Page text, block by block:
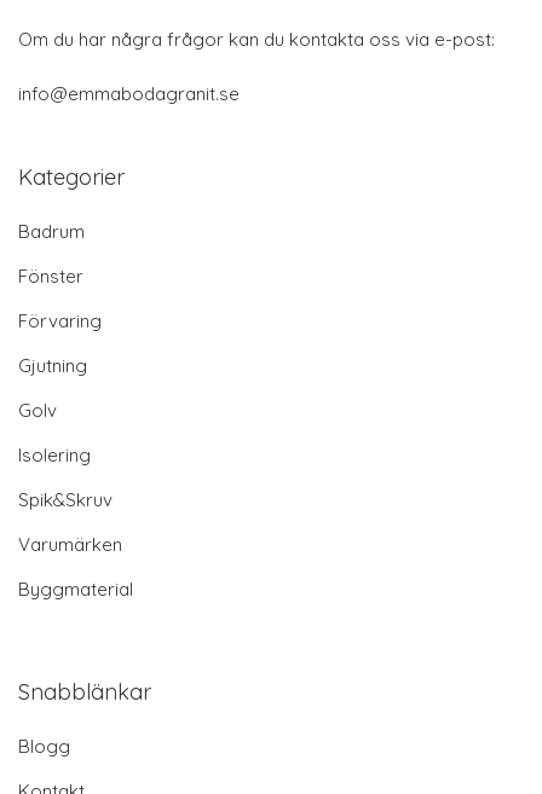
Om du har några frågor kan du kontakta oss via e-post:
info@emmabodagranit.se
Kategorier
Badrum
Fönster
Förvaring
Gjutning
Golv
Isolering
Spik&Skruv
Varumärken
Byggmaterial
Snabblänkar
Blogg